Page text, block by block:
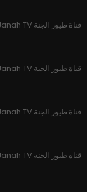
Toyor Al Janah TV قناة طيور الجنة
Toyor Al Janah TV قناة طيور الجنة
Toyor Al Janah TV قناة طيور الجنة
Toyor Al Janah TV قناة طيور الجنة